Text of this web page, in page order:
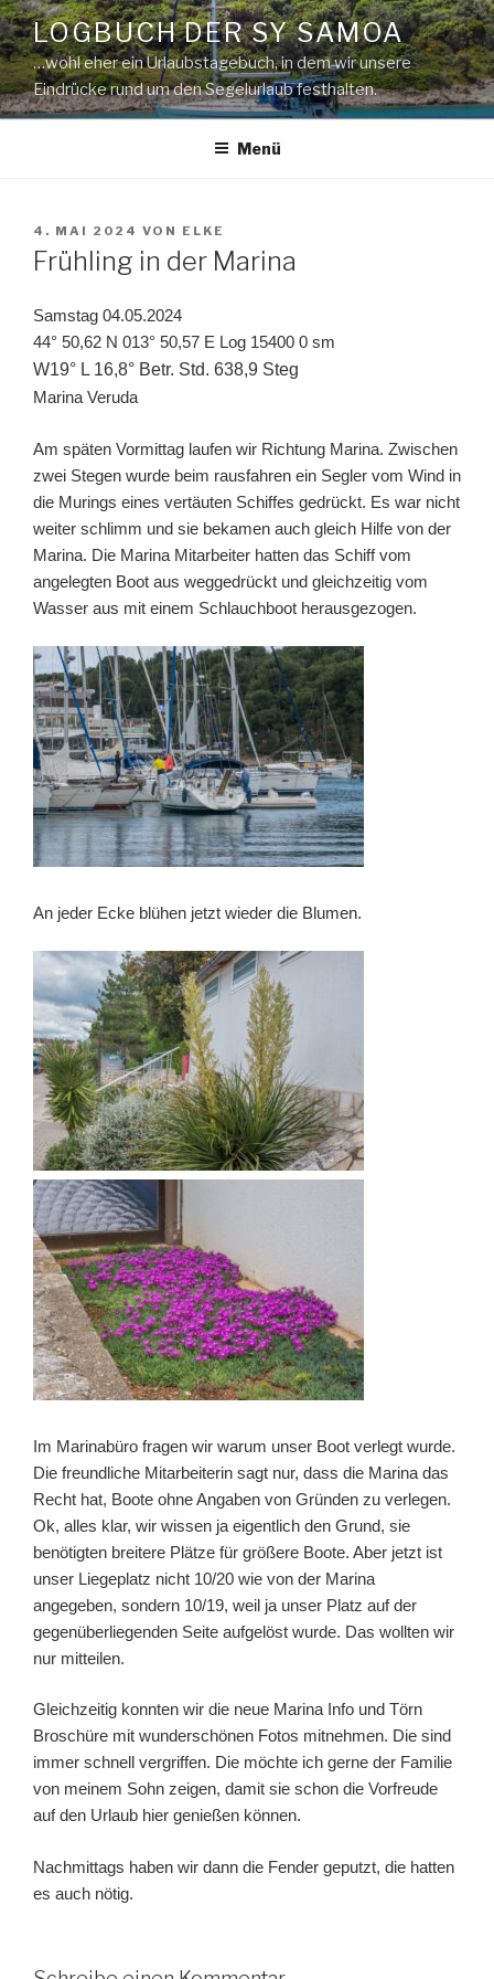
Zum
Inhalt
springen
LOGBUCH DER SY SAMOA
…wohl eher ein Urlaubstagebuch, in dem wir unsere
Eindrücke rund um den Segelurlaub festhalten.
Menü
VERÖFFENTLICHT
AM
4. MAI 2024 VON ELKE
Frühling in der Marina
Samstag 04.05.2024
44° 50,62 N 013° 50,57 E Log 15400 0 sm
W19° L 16,8° Betr. Std. 638,9 Steg
Marina Veruda
Am späten Vormittag laufen wir Richtung Marina. Zwischen
zwei Stegen wurde beim rausfahren ein Segler vom Wind in
die Murings eines vertäuten Schiffes gedrückt. Es war nicht
weiter schlimm und sie bekamen auch gleich Hilfe von der
Marina. Die Marina Mitarbeiter hatten das Schiff vom
angelegten Boot aus weggedrückt und gleichzeitig vom
Wasser aus mit einem Schlauchboot herausgezogen.
An jeder Ecke blühen jetzt wieder die Blumen.
Im Marinabüro fragen wir warum unser Boot verlegt wurde.
Die freundliche Mitarbeiterin sagt nur, dass die Marina das
Recht hat, Boote ohne Angaben von Gründen zu verlegen.
Ok, alles klar, wir wissen ja eigentlich den Grund, sie
benötigten breitere Plätze für größere Boote. Aber jetzt ist
unser Liegeplatz nicht 10/20 wie von der Marina
angegeben, sondern 10/19, weil ja unser Platz auf der
gegenüberliegenden Seite aufgelöst wurde. Das wollten wir
nur mitteilen.
Gleichzeitig konnten wir die neue Marina Info und Törn
Broschüre mit wunderschönen Fotos mitnehmen. Die sind
immer schnell vergriffen. Die möchte ich gerne der Familie
von meinem Sohn zeigen, damit sie schon die Vorfreude
auf den Urlaub hier genießen können.
Nachmittags haben wir dann die Fender geputzt, die hatten
es auch nötig.